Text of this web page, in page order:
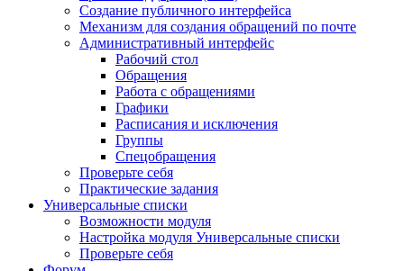
Создание публичного интерфейса
Механизм для создания обращений по почте
Административный интерфейс
Рабочий стол
Обращения
Работа с обращениями
Графики
Расписания и исключения
Группы
Спецобращения
Проверьте себя
Практические задания
Универсальные списки
Возможности модуля
Настройка модуля Универсальные списки
Проверьте себя